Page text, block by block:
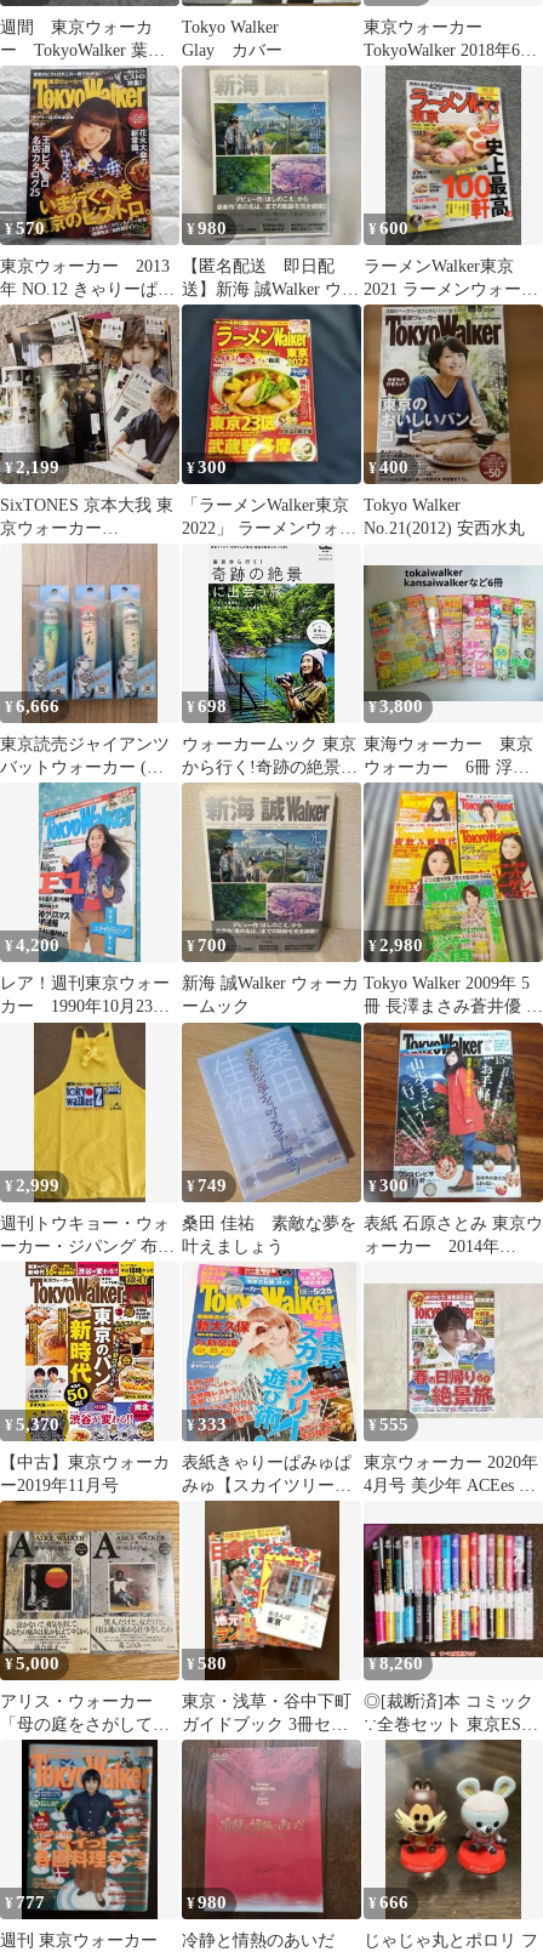
週間 東京ウォーカ
ー TokyoWalker 葉月
里緒奈
Tokyo Walker
Glay カバー
東京ウォーカー
TokyoWalker 2018年6月
号 吉沢亮
¥570
東京ウォーカー 2013
年 NO.12 きゃりーぱみ
ゅぱみゅ
¥980
【匿名配送 即日配
送】新海 誠Walker ウォ
ーカームック
¥600
ラーメンWalker東京
2021 ラーメンウォーカ
ームック
¥2,199
SixTONES 京本大我 東
京ウォーカー
TokyoWalker 東京和奏
¥300
「ラーメンWalker東京
2022」 ラーメンウォー
カームック
¥400
Tokyo Walker
No.21(2012) 安西水丸
¥6,666
東京読売ジャイアンツ
バットウォーカー (松
井清原桑田)
¥698
ウォーカームック 東京
から行く!奇跡の絶景に
出会う旅
¥3,800
東海ウォーカー 東京
ウォーカー 6冊 浮所
飛貴 ACEes
¥4,200
レア！週刊東京ウォー
カー 1990年10月23日
号 西田ひかる
¥700
新海 誠Walker ウォーカ
ームック
¥2,980
Tokyo Walker 2009年 5
冊 長澤まさみ蒼井優 堀
北真希 上戸彩
¥ 2,999
週刊トウキョー・ウォ
ーカー・ジパング 布エ
プロン
¥749
桑田 佳祐 素敵な夢を
叶えましょう
¥300
表紙 石原さとみ 東京ウ
ォーカー 2014年
お手軽登山
¥5,370
【中古】東京ウォーカ
ー2019年11月号
¥333
表紙きゃりーぱみゅぱ
みゅ【スカイツリー開
2012.5月
¥555
東京ウォーカー 2020年
4月号 美少年 ACEes 那
¥5,000
アリス・ウォーカー
「母の庭をさがして」2
冊セット
¥580
東京・浅草・谷中下町
ガイドブック 3冊セッ
ト
¥8,260
◎[裁断済]本 コミック
∵全巻セット 東京ESP
＋ ×喰霊シャドウウォ
¥ 777
週刊 東京ウォーカー
¥980
冷静と情熱のあいだ
¥666
じゃじゃ丸とポロリ フ